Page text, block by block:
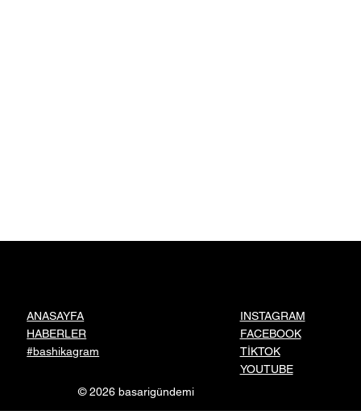
ANASAYFA
HABERLER
#bashikagram
INSTAGRAM
FACEBOOK
TİKTOK
YOUTUBE
© 2026 basarigündemi